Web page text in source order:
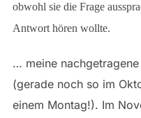
obwohl sie die Frage
Antwort hören wollte.
… meine
(gerade noch so im
einem Montag!). Im